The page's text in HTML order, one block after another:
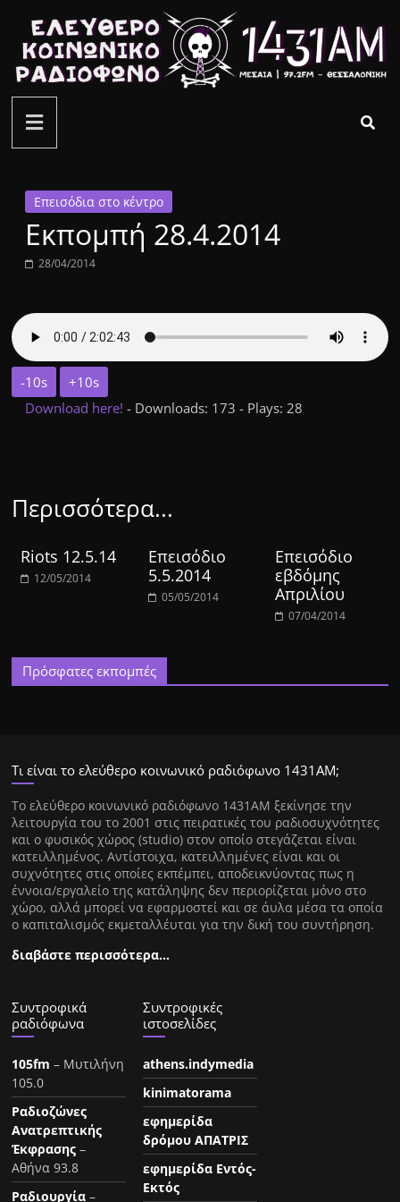
περιεχόμενο
ελεύθερο
κοινωνικό
ραδιόφωνο
1431AM
Επεισόδια στο κέντρο
Εκπομπή 28.4.2014
28/04/2014
-10s
+10s
Download here!- Downloads: 173 - Plays: 28
Περισσότερα...
Riots 12.5.14
12/05/2014
Επεισόδιο
5.5.2014
05/05/2014
Επεισόδιο
εβδόμης
Απριλίου
07/04/2014
Πρόσφατες εκπομπές
Τι είναι το ελεύθερο κοινωνικό ραδιόφωνο 1431ΑΜ;
Tο ελεύθερο κοινωνικό ραδιόφωνο 1431AM ξεκίνησε την
λειτουργία του το 2001 στις πειρατικές του ραδιοσυχνότητες
και ο φυσικός χώρος (studio) στον οποίο στεγάζεται είναι
κατειλλημένος. Αντίστοιχα, κατειλλημένες είναι και οι
συχνότητες στις οποίες εκπέμπει, αποδεικνύοντας πως η
έννοια/εργαλείο της κατάληψης δεν περιορίζεται μόνο στο
χώρο, αλλά μπορεί να εφαρμοστεί και σε άυλα μέσα τα οποία
ο καπιταλισμός εκμεταλλέυται για την δική του συντήρηση.
διαβάστε περισσότερα…
Συντροφικά
ραδιόφωνα
105fm – Μυτιλήνη
105.0
Ραδιοζώνες
Ανατρεπτικής
Έκφρασης –
Αθήνα 93.8
Ραδιουργία –
Συντροφικές
ιστοσελίδες
athens.indymedia
kinimatorama
εφημερίδα
δρόμου ΑΠΑΤΡΙΣ
εφημερίδα Εντός-
Εκτός